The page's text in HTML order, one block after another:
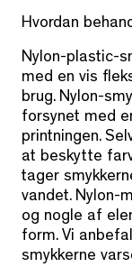
Hvordan
Nylon-plastic-
med en vis
brug. Nylon-
forsynet med
printningen.
at beskytte
tager
vandet. Nylon-
og nogle af
form. Vi
smykkerne